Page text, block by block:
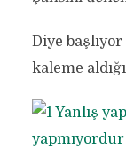
Diye
kaleme aldığı